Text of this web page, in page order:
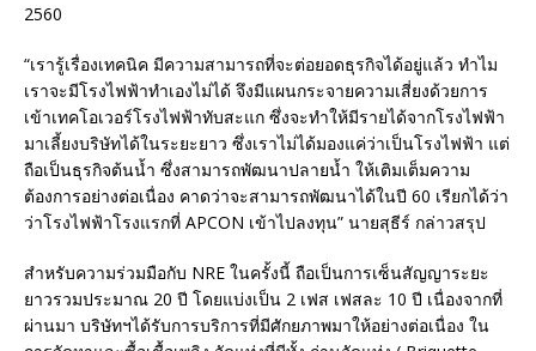
2560
“เรารู้เรื่องเทคนิค มีความสามารถที่จะต่อยอดธุรกิจได้อยู่แล้ว ทำไม
เราจะมีโรงไฟฟ้าทำเองไม่ได้ จึงมีแผนกระจายความเสี่ยงด้วยการ
เข้าเทคโอเวอร์โรงไฟฟ้าทับสะแก ซึ่งจะทำให้มีรายได้จากโรงไฟฟ้า
มาเลี้ยงบริษัทได้ในระยะยาว ซึ่งเราไม่ได้มองแค่ว่าเป็นโรงไฟฟ้า แต่
ถือเป็นธุรกิจต้นน้ำ ซึ่งสามารถพัฒนาปลายน้ำ ให้เติมเต็มความ
ต้องการอย่างต่อเนื่อง คาดว่าจะสามารถพัฒนาได้ในปี 60 เรียกได้ว่า
ว่าโรงไฟฟ้าโรงแรกที่ APCON เข้าไปลงทุน” นายสุธีร์ กล่าวสรุป
สำหรับความร่วมมือกับ NRE ในครั้งนี้ ถือเป็นการเซ็นสัญญาระยะ
ยาวรวมประมาณ 20 ปี โดยแบ่งเป็น 2 เฟส เฟสละ 10 ปี เนื่องจากที่
ผ่านมา บริษัทฯได้รับการบริการที่มีศักยภาพมาให้อย่างต่อเนื่อง ใน